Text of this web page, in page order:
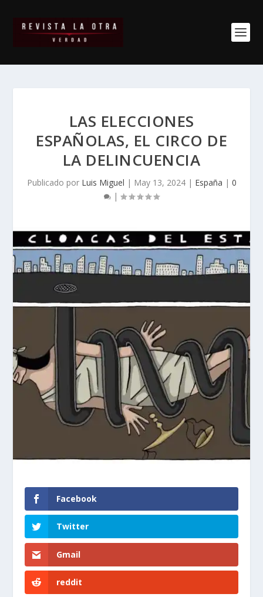
LAS ELECCIONES
ESPAÑOLAS, EL CIRCO DE
LA DELINCUENCIA
Publicado por Luis Miguel | May 13, 2024| España | 0
|
Facebook
Twitter
Gmail
reddit